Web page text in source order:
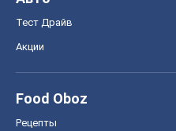
Тест Драйв
Акции
Food Oboz
Рецепты